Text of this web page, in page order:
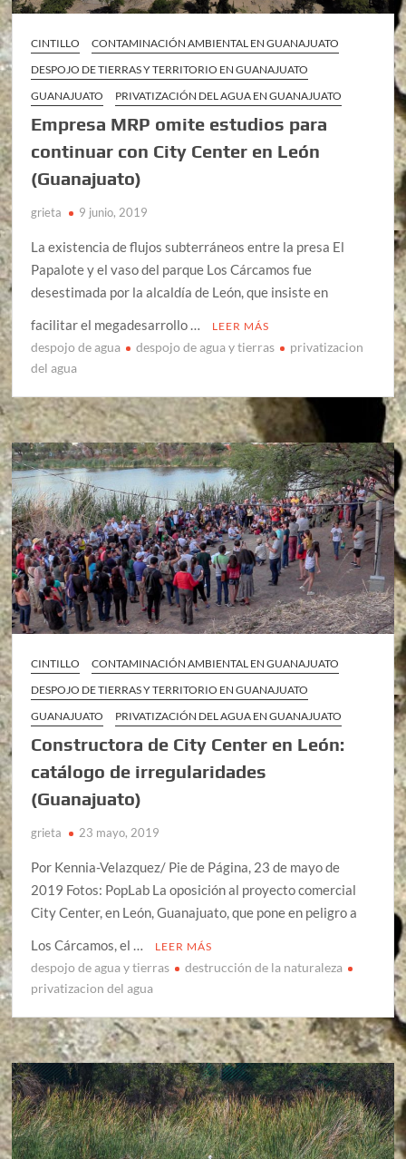
CINTILLO
CONTAMINACIÓN AMBIENTAL EN GUANAJUATO
DESPOJO DE TIERRAS Y TERRITORIO EN GUANAJUATO
GUANAJUATO
PRIVATIZACIÓN DEL AGUA EN GUANAJUATO
Empresa MRP omite estudios para
continuar con City Center en León
(Guanajuato)
grieta 9 junio, 2019
La existencia de flujos subterráneos entre la presa El
Papalote y el vaso del parque Los Cárcamos fue
desestimada por la alcaldía de León, que insiste en
facilitar el megadesarrollo …
LEER MÁS
despojo de agua despojo de agua y tierras
privatizacion
del agua
CINTILLO
CONTAMINACIÓN AMBIENTAL EN GUANAJUATO
DESPOJO DE TIERRAS Y TERRITORIO EN GUANAJUATO
GUANAJUATO
PRIVATIZACIÓN DEL AGUA EN GUANAJUATO
Constructora de City Center en León:
catálogo de irregularidades
(Guanajuato)
grieta 23 mayo, 2019
Por Kennia-Velazquez/ Pie de Página, 23 de mayo de
2019 Fotos: PopLab La oposición al proyecto comercial
City Center, en León, Guanajuato, que pone en peligro a
Los Cárcamos, el …
LEER MÁS
despojo de agua y tierras
destrucción de la naturaleza
privatizacion del agua